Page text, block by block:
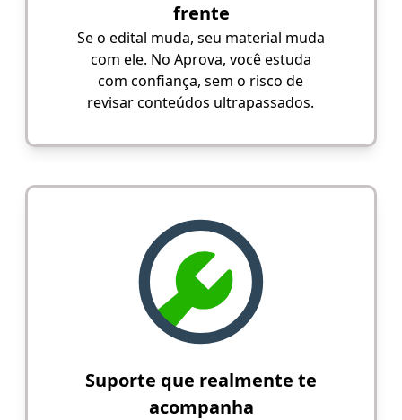
frente
Se o edital muda, seu material muda
com ele. No Aprova, você estuda
com confiança, sem o risco de
revisar conteúdos ultrapassados.
Suporte que realmente te
acompanha